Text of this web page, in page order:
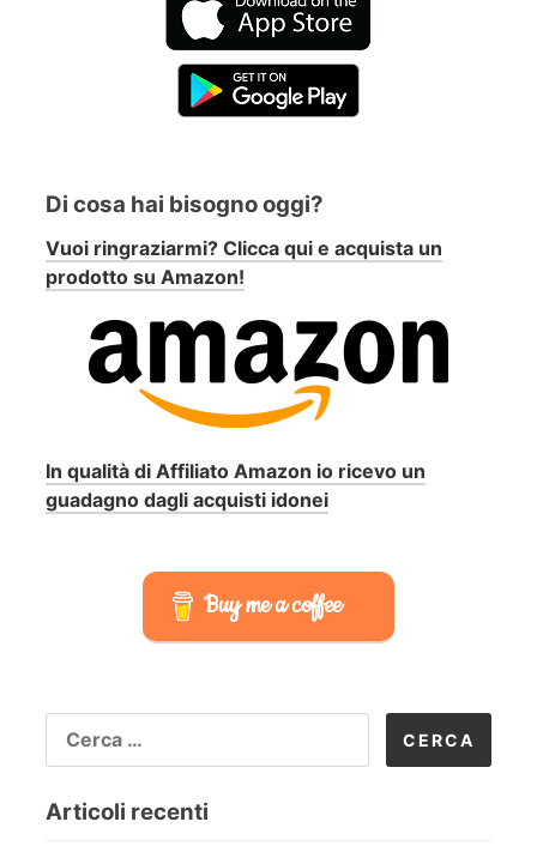
Di cosa hai bisogno oggi?
Vuoi ringraziarmi? Clicca qui e acquista un
prodotto su Amazon!
In qualità di Affiliato Amazon io ricevo un
guadagno dagli acquisti idonei
Buy me a coffee
PER:
Articoli recenti